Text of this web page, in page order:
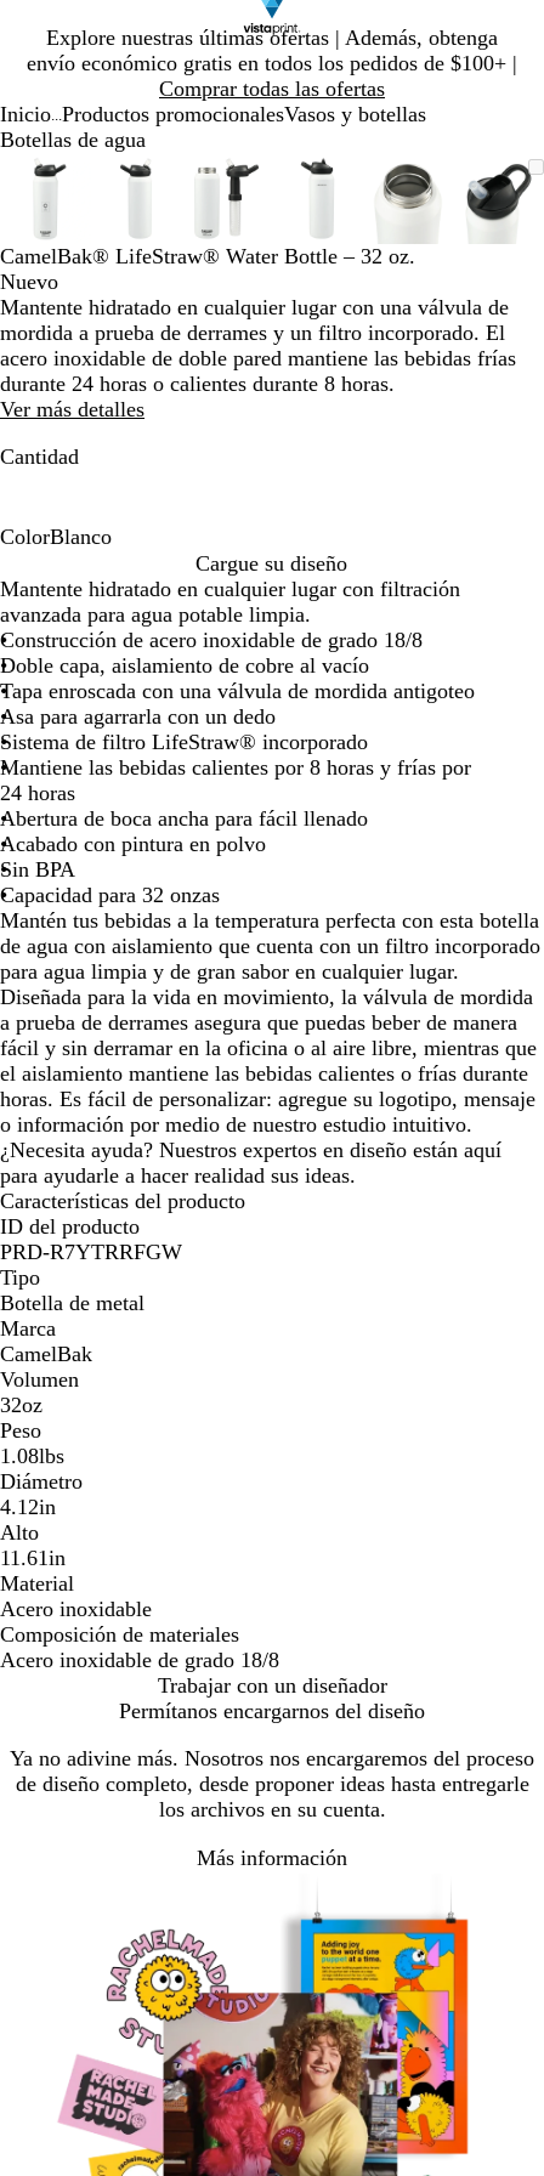
Explore nuestras últimas ofertas | Además, obtenga
envío económico gratis en todos los pedidos de $100+ |
Comprar todas las ofertas
Diapositiva
1
Inicio Productos promocionalesVasos y botellas
Botellas de agua
Imagen
con
zoom
Ampliado
mínimo
Haga
para
expandir
Use
tecla
de
más
(+)
y
menos
(-)
para
acercar/alejar
con
zoom
teclas
las
flechas
para
arrastrar
Imagen
zoom
Ampliado
Haga
expandir
Use
de
más
y
menos
(-)
para
acercar/alejar
las
flechas
para
arrastrar
Imagen
ampliable
zoom
Ampliado
al
Haga
clic
expandir
Use
la
de
más
y
menos
(-)
para
de
las
flechas
para
arrastrar
Imagen
ampliable
zoom
Ampliado
al
Haga
clic
expandir
Use
la
de
más
y
menos
(-)
para
de
las
para
arrastrar
Imagen
ampliable
con
zoom
Ampliado
al
mínimo
Haga
clic
para
expandir
Use
la
tecla
de
más
y
menos
(-)
las
para
con
al
Haga
clic
para
Use
la
tecla
de
y
(-)
Diapositiva
CamelBak® LifeStraw® Water Bottle – 32 oz.
Nuevo
Mantente hidratado en cualquier lugar con una válvula de
mordida a prueba de derrames y un filtro incorporado. El
acero inoxidable de doble pared mantiene las bebidas frías
durante 24 horas o calientes durante 8 horas.
Ver más detalles
Cantidad
ColorBlanco
l
a
n
c
o
Cargue su diseño
Mantente hidratado en cualquier lugar con filtración
avanzada para agua potable limpia.
Construcción de acero inoxidable de grado 18/8
Doble capa, aislamiento de cobre al vacío
Tapa enroscada con una válvula de mordida antigoteo
Asa para agarrarla con un dedo
Sistema de filtro LifeStraw® incorporado
Mantiene las bebidas calientes por 8 horas y frías por
24 horas
Abertura de boca ancha para fácil llenado
Acabado con pintura en polvo
Sin BPA
Capacidad para 32 onzas
Mantén tus bebidas a la temperatura perfecta con esta botella
de agua con aislamiento que cuenta con un filtro incorporado
para agua limpia y de gran sabor en cualquier lugar.
Diseñada para la vida en movimiento, la válvula de mordida
a prueba de derrames asegura que puedas beber de manera
fácil y sin derramar en la oficina o al aire libre, mientras que
el aislamiento mantiene las bebidas calientes o frías durante
horas. Es fácil de personalizar: agregue su logotipo, mensaje
o información por medio de nuestro estudio intuitivo.
¿Necesita ayuda? Nuestros expertos en diseño están aquí
para ayudarle a hacer realidad sus ideas.
Características del producto
ID del producto
PRD-R7YTRRFGW
Tipo
Botella de metal
Marca
CamelBak
Volumen
32oz
Peso
1.08lbs
Diámetro
4.12in
Alto
11.61in
Material
Acero inoxidable
Composición de materiales
Acero inoxidable de grado 18/8
Trabajar con un diseñador
Permítanos encargarnos del diseño
Ya no adivine más. Nosotros nos encargaremos del proceso
de diseño completo, desde proponer ideas hasta entregarle
los archivos en su cuenta.
Más información